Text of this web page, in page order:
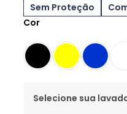
Sem Proteção
Cor
Selecione sua